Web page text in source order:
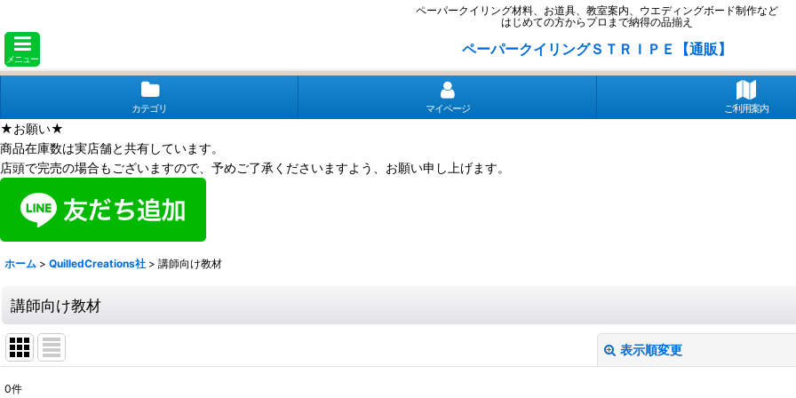
ペーパークイリング材料、お道具、教室案内、ウエディングボード制作など
はじめての方からプロまで納得の品揃え
メニュー
ペーパークイリングＳＴＲＩＰＥ【通販】
カテゴリ マイページ ご利用案内
★お願い★
商品在庫数は実店舗と共有しています。
店頭で完売の場合もございますので、予めご了承くださいますよう、お願い申し上げます。
ホーム > QuilledCreations社 > 講師向け教材
講師向け教材
表示順変更
0件